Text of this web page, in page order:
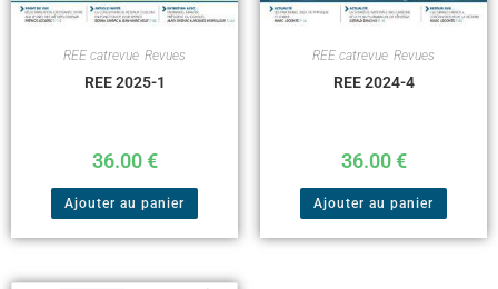
REE catrevue Revues
REE 2025-1
36.00€
Ajouter au panier
REE catrevue Revues
REE 2024-4
36.00€
Ajouter au panier